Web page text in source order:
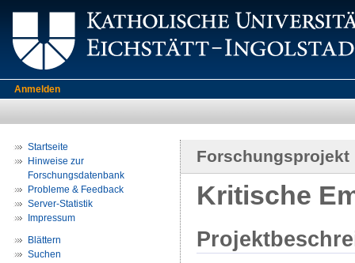
Anmelden
Startseite
Hinweise zur
Forschungsdatenbank
Probleme & Feedback
Server-Statistik
Impressum
Blättern
Suchen
Forschungsprojekt
Kritische